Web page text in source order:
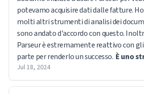
potevamo acquisire dati dalle fatture.
molti altri strumenti di analisi dei
sono andato d'accordo con questo.
Parseur è estremamente reattivo con
parte per renderlo un successo. È uno
Jul 18, 2024